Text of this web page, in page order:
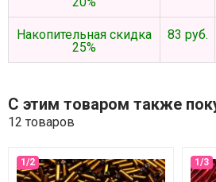
Накопительная скидка
25%
83 руб.
С этим товаром также
12 товаров